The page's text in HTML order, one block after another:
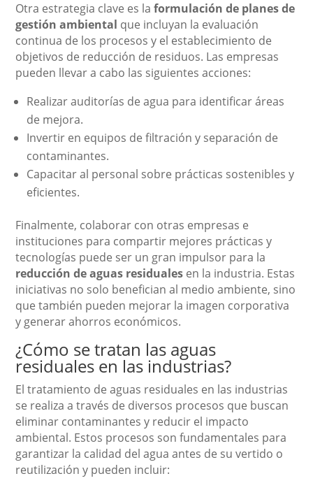
Otra estrategia clave es laformulación de planes de
gestión ambiental que incluyan la evaluación
continua de los procesos y el establecimiento de
objetivos de reducción de residuos. Las empresas
pueden llevar a cabo las siguientes acciones:
Realizar auditorías de agua para identificar áreas
de mejora.
Invertir en equipos de filtración y separación de
contaminantes.
Capacitar al personal sobre prácticas sostenibles y
eficientes.
Finalmente, colaborar con otras empresas e
instituciones para compartir mejores prácticas y
tecnologías puede ser un gran impulsor para la
reducción de aguas residuales en la industria. Estas
iniciativas no solo benefician al medio ambiente, sino
que también pueden mejorar la imagen corporativa
y generar ahorros económicos.
¿Cómo se tratan las aguas
residuales en las industrias?
El tratamiento de aguas residuales en las industrias
se realiza a través de diversos procesos que buscan
eliminar contaminantes y reducir el impacto
ambiental. Estos procesos son fundamentales para
garantizar la calidad del agua antes de su vertido o
reutilización y pueden incluir: